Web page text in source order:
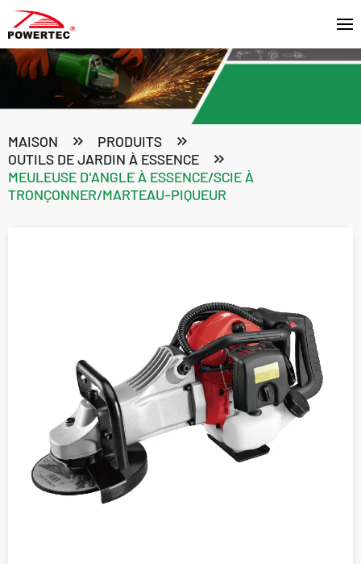
MAISON
PRODUITS
OUTILS DE JARDIN À ESSENCE
MEULEUSE D'ANGLE À ESSENCE/SCIE À
TRONÇONNER/MARTEAU-PIQUEUR